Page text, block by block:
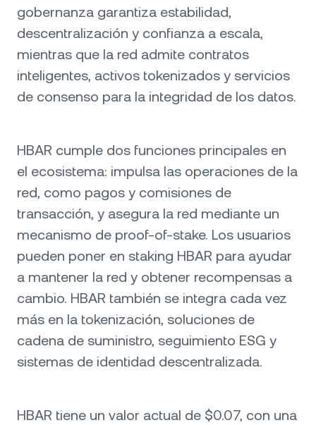
gobernanza garantiza estabilidad,
descentralización y confianza a escala,
mientras que la red admite contratos
inteligentes, activos tokenizados y servicios
de consenso para la integridad de los datos.
HBAR cumple dos funciones principales en
el ecosistema: impulsa las operaciones de la
red, como pagos y comisiones de
transacción, y asegura la red mediante un
mecanismo de proof-of-stake. Los usuarios
pueden poner en staking HBAR para ayudar
a mantener la red y obtener recompensas a
cambio. HBAR también se integra cada vez
más en la tokenización, soluciones de
cadena de suministro, seguimiento ESG y
sistemas de identidad descentralizada.
HBAR tiene un valor actual de $0.07, con una